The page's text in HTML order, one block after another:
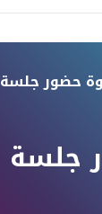
حضور جلسة
جلسة